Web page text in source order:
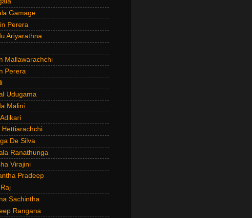
Gamage
Perera
Ariyarathna
Mallawarachchi
Perera
Udugama
Malini
Hettiarachchi
De Silva
Ranathunga
Virajini
Pradeep
Sachintha
Rangana